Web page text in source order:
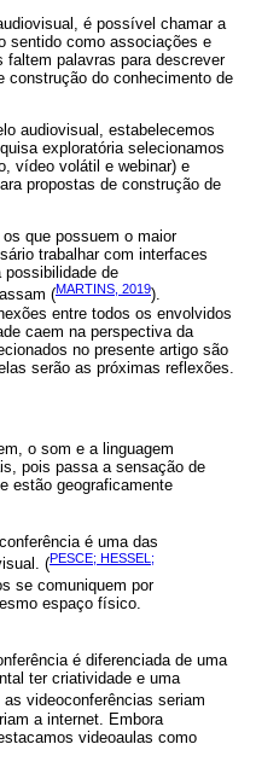
é possível chamar a
sentido como associações e
faltem palavras para descrever
construção do conhecimento de
audiovisual, estabelecemos
exploratória selecionamos
vídeo volátil e webinar) e
propostas de construção de
que possuem o maior
trabalhar com interfaces
de
(MARTINS, 2019).
entre todos os envolvidos
caem na perspectiva da
no presente artigo são
serão as próximas reflexões.
o som e a linguagem
pois passa a sensação de
estão geograficamente
é uma das
(PESCE; HESSEL;
se comuniquem por
espaço físico.
é diferenciada de uma
ter criatividade e uma
as videoconferências seriam
a internet. Embora
videoaulas como